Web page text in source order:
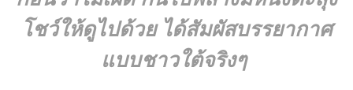
โชว์ให้ดูไปด้วย ได้สัมผัสบรรยากาศ
แบบชาวใต้จริงๆ